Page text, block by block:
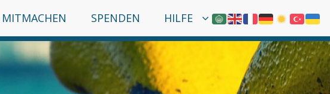
MITMACHEN SPENDEN HILFE